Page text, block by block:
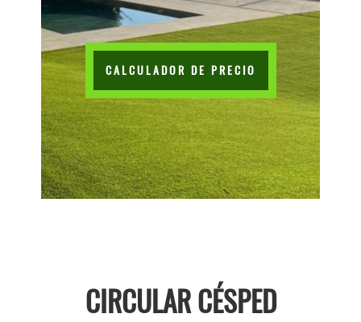
CALCULADOR DE PRECIO
CIRCULAR CÉSPED